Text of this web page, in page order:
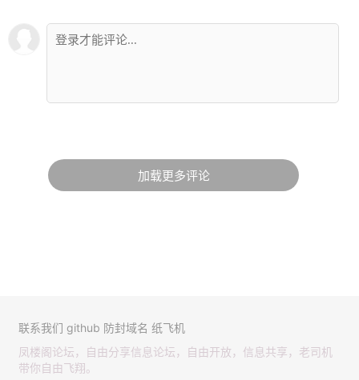
加载更多评论
联系我们 github 防封域名 纸飞机
凤楼阁论坛，自由分享信息论坛，自由开放，信息共享，老司机
带你自由飞翔。